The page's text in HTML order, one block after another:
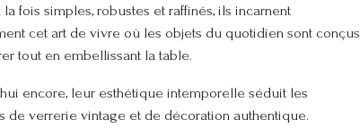
fois simples, robustes et raffinés, ils incarnent
cet art de vivre où les objets du quotidien sont conçus
tout en embellissant la table.
encore, leur esthétique intemporelle séduit les
de verrerie vintage et de décoration authentique.